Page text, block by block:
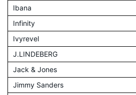
Ibana
Infinity
Ivyrevel
J.LINDEBERG
Jack & Jones
Jimmy Sanders